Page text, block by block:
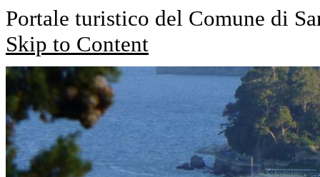
Portale turistico del Comune di
Skip to Content